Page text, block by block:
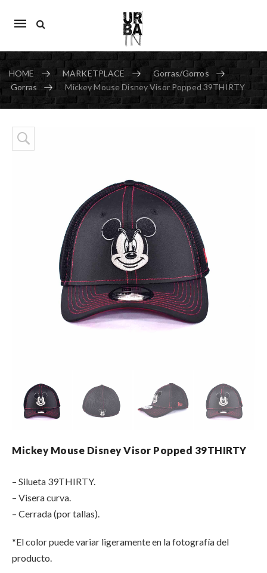
Mobile
HOME MARKETPLACE
Gorras/Gorros
Gorras
Mickey Mouse Disney Visor Popped 39THIRTY
Skip to content
Mickey Mouse Disney Visor Popped 39THIRTY
– Silueta 39THIRTY.
– Visera curva.
– Cerrada (por tallas).
*El color puede variar ligeramente en la fotografía del
producto.